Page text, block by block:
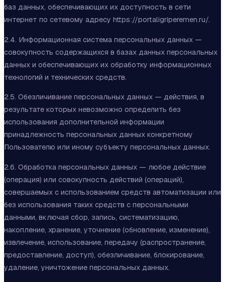
баз данных, обеспечивающих их доступность в сети
интернет по сетевому адресу https://portaligriperemen.ru/.
2.4. Информационная система персональных данных —
совокупность содержащихся в базах данных персональных
данных и обеспечивающих их обработку информационных
технологий и технических средств.
2.5. Обезличивание персональных данных — действия, в
результате которых невозможно определить без
использования дополнительной информации
принадлежность персональных данных конкретному
Пользователю или иному субъекту персональных данных.
2.6. Обработка персональных данных — любое действие
(операция) или совокупность действий (операций),
совершаемых с использованием средств автоматизации или
без использования таких средств с персональными
данными, включая сбор, запись, систематизацию,
накопление, хранение, уточнение (обновление, изменение),
извлечение, использование, передачу (распространение,
предоставление, доступ), обезличивание, блокирование,
удаление, уничтожение персональных данных.